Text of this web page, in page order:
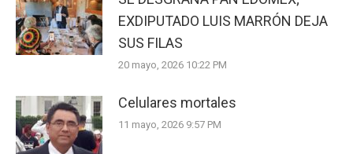
EXDIPUTADO LUIS MARRÓN DEJA
SUS FILAS
20 mayo, 2026 10:22 PM
Celulares mortales
11 mayo, 2026 9:57 PM